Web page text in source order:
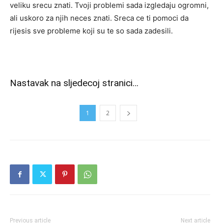
veliku srecu znati. Tvoji problemi sada izgledaju ogromni,
ali uskoro za njih neces znati. Sreca ce ti pomoci da
rijesis sve probleme koji su te so sada zadesili.
Nastavak na sljedecoj stranici…
1 2
Previous article Next article